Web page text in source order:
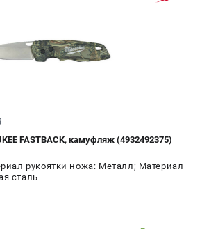
FASTBACK, камуфляж (4932492375)
рукоятки ножа: Металл; Материал
сталь